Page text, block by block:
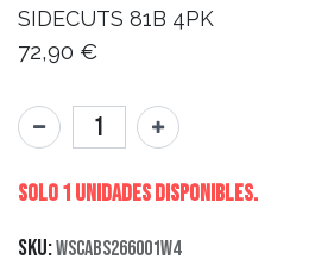
SIDECUTS 81B 4PK
72,90 €
Solo 1 Unidades disponibles.
SKU:WSCABS266001W4